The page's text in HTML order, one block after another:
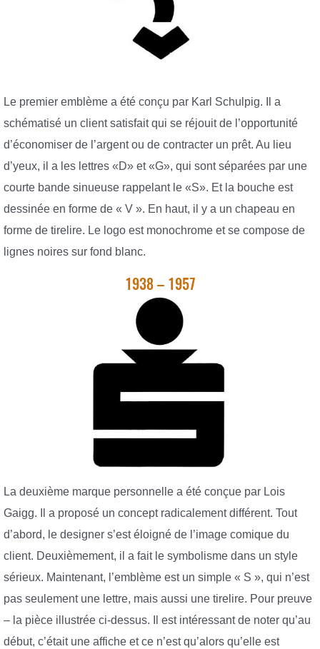
Le premier emblème a été conçu par Karl Schulpig. Il a
schématisé un client satisfait qui se réjouit de l’opportunité
d’économiser de l’argent ou de contracter un prêt. Au lieu
d’yeux, il a les lettres «D» et «G», qui sont séparées par une
courte bande sinueuse rappelant le «S». Et la bouche est
dessinée en forme de « V ». En haut, il y a un chapeau en
forme de tirelire. Le logo est monochrome et se compose de
lignes noires sur fond blanc.
1938 – 1957
La deuxième marque personnelle a été conçue par Lois
Gaigg. Il a proposé un concept radicalement différent. Tout
d’abord, le designer s’est éloigné de l’image comique du
client. Deuxièmement, il a fait le symbolisme dans un style
sérieux. Maintenant, l’emblème est un simple « S », qui n’est
pas seulement une lettre, mais aussi une tirelire. Pour preuve
– la pièce illustrée ci-dessus. Il est intéressant de noter qu’au
début, c’était une affiche et ce n’est qu’alors qu’elle est